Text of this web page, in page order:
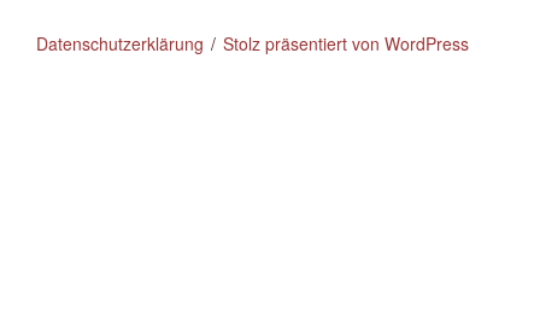
Datenschutzerklärung Stolz präsentiert von WordPress